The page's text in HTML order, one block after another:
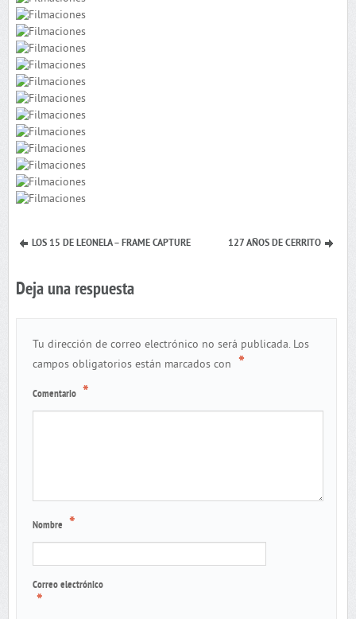
LOS 15 DE LEONELA – FRAME CAPTURE 127 AÑOS DE CERRITO
Deja una respuesta
Tu dirección de correo electrónico no será publicada. Los
campos obligatorios están marcados con *
Comentario *
Nombre *
Correo electrónico
*